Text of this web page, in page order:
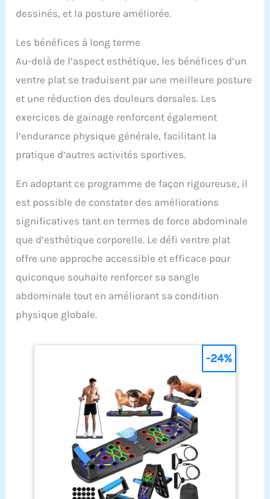
dessinés, et la posture améliorée.
Les bénéfices à long terme
Au-delà de l’aspect esthétique, les bénéfices d’un
ventre plat se traduisent par une meilleure posture
et une réduction des douleurs dorsales. Les
exercices de gainage renforcent également
l’endurance physique générale, facilitant la
pratique d’autres activités sportives.
En adoptant ce programme de façon rigoureuse, il
est possible de constater des améliorations
significatives tant en termes de force abdominale
que d’esthétique corporelle. Le défi ventre plat
offre une approche accessible et efficace pour
quiconque souhaite renforcer sa sangle
abdominale tout en améliorant sa condition
physique globale.
-24%